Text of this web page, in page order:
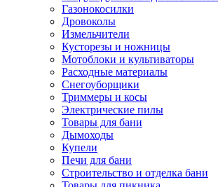
Газонокосилки
Дровоколы
Измельчители
Кусторезы и ножницы
Мотоблоки и культиваторы
Расходные материалы
Снегоуборщики
Триммеры и косы
Электрические пилы
Товары для бани
Дымоходы
Купели
Печи для бани
Строительство и отделка бани